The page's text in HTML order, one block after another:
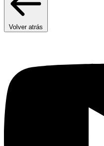
Volver atrás